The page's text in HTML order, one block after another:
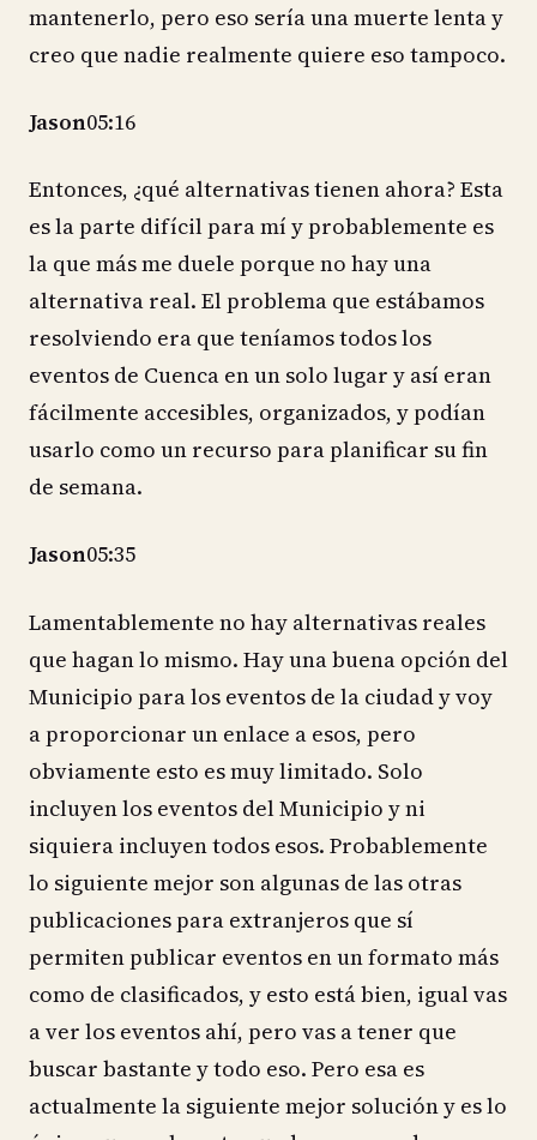
mantenerlo, pero eso sería una muerte lenta y
creo que nadie realmente quiere eso tampoco.
Jason05:16
Entonces, ¿qué alternativas tienen ahora? Esta
es la parte difícil para mí y probablemente es
la que más me duele porque no hay una
alternativa real. El problema que estábamos
resolviendo era que teníamos todos los
eventos de Cuenca en un solo lugar y así eran
fácilmente accesibles, organizados, y podían
usarlo como un recurso para planificar su fin
de semana.
Jason05:35
Lamentablemente no hay alternativas reales
que hagan lo mismo. Hay una buena opción del
Municipio para los eventos de la ciudad y voy
a proporcionar un enlace a esos, pero
obviamente esto es muy limitado. Solo
incluyen los eventos del Municipio y ni
siquiera incluyen todos esos. Probablemente
lo siguiente mejor son algunas de las otras
publicaciones para extranjeros que sí
permiten publicar eventos en un formato más
como de clasificados, y esto está bien, igual vas
a ver los eventos ahí, pero vas a tener que
buscar bastante y todo eso. Pero esa es
actualmente la siguiente mejor solución y es lo